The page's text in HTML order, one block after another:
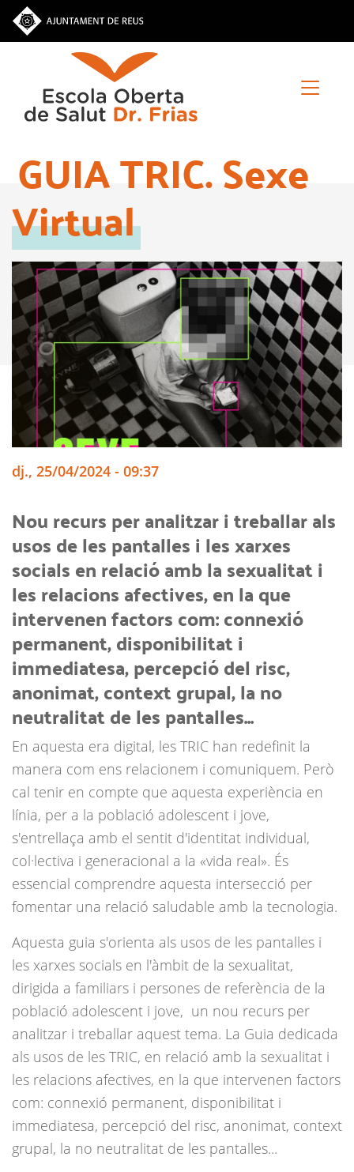
Vés
GUIA TRIC. Sexe
Virtual
dj., 25/04/2024 - 09:37
Nou recurs per analitzar i treballar als
usos de les pantalles i les xarxes
socials en relació amb la sexualitat i
les relacions afectives, en la que
intervenen factors com: connexió
permanent, disponibilitat i
immediatesa, percepció del risc,
anonimat, context grupal, la no
neutralitat de les pantalles...
En aquesta era digital, les TRIC han redefinit la
manera com ens relacionem i comuniquem. Però
cal tenir en compte que aquesta experiència en
línia, per a la població adolescent i jove,
s'entrellaça amb el sentit d'identitat individual,
col·lectiva i generacional a la «vida real». És
essencial comprendre aquesta intersecció per
fomentar una relació saludable amb la tecnologia.
Aquesta guia s'orienta als usos de les pantalles i
les xarxes socials en l'àmbit de la sexualitat,
dirigida a familiars i persones de referència de la
població adolescent i jove, un nou recurs per
analitzar i treballar aquest tema. La Guia dedicada
als usos de les TRIC, en relació amb la sexualitat i
les relacions afectives, en la que intervenen factors
com: connexió permanent, disponibilitat i
immediatesa, percepció del risc, anonimat, context
grupal, la no neutralitat de les pantalles...